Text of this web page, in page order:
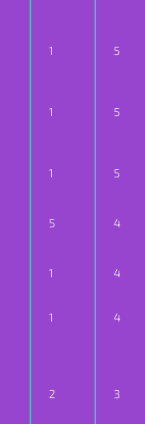
1 5
1 5
1 5
5 4
1 4
1 4
2 3